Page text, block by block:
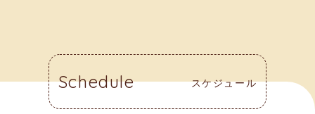
Schedule スケジュール